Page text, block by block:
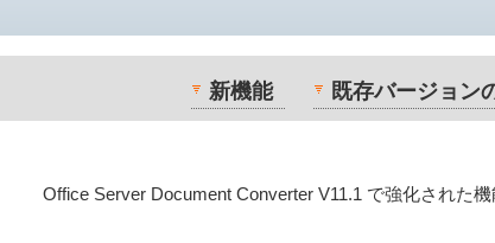
新機能 既存バージョン
Office Server Document Converter V11.1 で強化された機